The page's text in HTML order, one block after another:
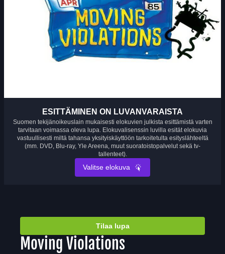
ESITTÄMINEN ON LUVANVARAISTA
Suomen tekijänoikeuslain mukaisesti elokuvien julkista esittämistä varten
tarvitaan voimassa oleva lupa. Elokuvalisenssin luvilla esität elokuvia
vastuullisesti miltä tahansa yksityiskäyttöön tarkoitetulta esityslähteeltä
(mm. DVD, Blu-ray, Yle Areena, muut suoratoistopalvelut sekä tv-
tallenteet).
Valitse elokuva
Tilaa lupa
Moving Violations